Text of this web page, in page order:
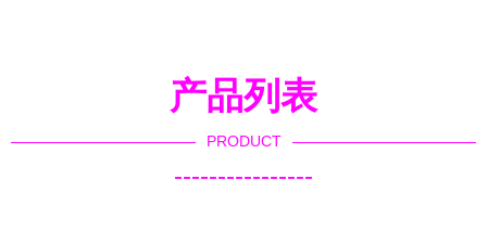
产品列表
PRODUCT
----------------